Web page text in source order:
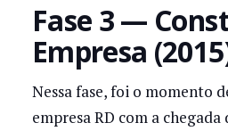
Fase 3 —
Empresa
Nessa fase, foi o momento
empresa RD com a